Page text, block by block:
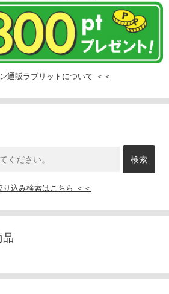
通販ラブリットについて ＜＜
り込み検索はこちら ＜＜
品